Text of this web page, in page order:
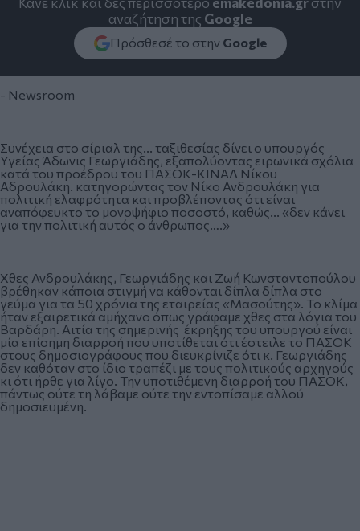
αναζήτηση της Google
Πρόσθεσέ το στην Google
- Newsroom
Συνέχεια στο σίριαλ της... ταξιθεσίας δίνει ο υπουργός
Υγείας Άδωνις Γεωργιάδης, εξαπολύοντας ειρωνικά σχόλια
κατά του προέδρου του ΠΑΣΟΚ-ΚΙΝΑΛ Νίκου
Αδρουλάκη. κατηγορώντας τον Νίκο Ανδρουλάκη για
πολιτική ελαφρότητα και προβλέποντας ότι είναι
αναπόφευκτο το μονοψήφιο ποσοστό, καθώς... «δεν κάνει
για την πολιτική αυτός ο άνθρωπος….»
Χθες Ανδρουλάκης, Γεωργιάδης και Ζωή Κωνσταντοπούλου
βρέθηκαν κάποια στιγμή να κάθονται δίπλα δίπλα στο
γεύμα για τα 50 χρόνια της εταιρείας «Μασούτης». Το κλίμα
ήταν εξαιρετικά αμήχανοόπως γράφαμε χθες στα λόγια του
Βαρδάρη. Αιτία της σημερινής έκρηξης του υπουργού είναι
μία επίσημη διαρροή που υποτίθεται ότι έστειλε το ΠΑΣΟΚ
στους δημοσιογράφους που διευκρίνιζε ότι κ. Γεωργιάδης
δεν καθόταν στο ίδιο τραπέζι με τους πολιτικούς αρχηγούς
κι ότι ήρθε για λίγο. Την υποτιθέμενη διαρροή του ΠΑΣΟΚ,
πάντως ούτε τη λάβαμε ούτε την εντοπίσαμε αλλού
δημοσιευμένη.